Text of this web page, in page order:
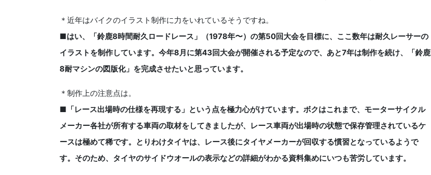
＊近年はバイクのイラスト制作に力をいれているそうですね。
■はい、「鈴鹿8時間耐久ロードレース」（1978年〜）の第50回大会を目標に、ここ数年は耐久レーサーの
イラストを制作しています。今年8月に第43回大会が開催される予定なので、あと7年は制作を続け、「鈴鹿
8耐マシンの図版化」を完成させたいと思っています。
＊制作上の注意点は。
■「レース出場時の仕様を再現する」という点を極力心がけています。ボクはこれまで、モーターサイクル
メーカー各社が所有する車両の取材をしてきましたが、レース車両が出場時の状態で保存管理されているケ
ースは極めて稀です。とりわけタイヤは、レース後にタイヤメーカーが回収する慣習となっているようで
す。そのため、タイヤのサイドウオールの表示などの詳細がわかる資料集めにいつも苦労しています。